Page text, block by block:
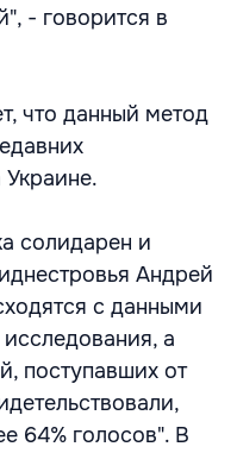
- говорится в
что данный метод
солидарен и
Андрей
с данными
а
поступавших от
64% голосов". В